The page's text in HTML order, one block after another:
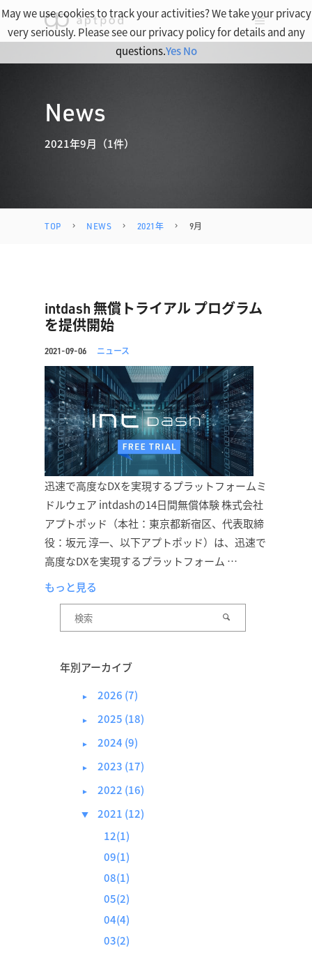
News
2021年9月（1件）
TOP NEWS 2021年 9月
intdash 無償トライアル プログラム
を提供開始
2021-09-06 ニュース
迅速で高度なDXを実現するプラットフォームミ
ドルウェア intdashの14日間無償体験 株式会社
アプトポッド（本社：東京都新宿区、代表取締
役：坂元 淳一、以下アプトポッド）は、迅速で
高度なDXを実現するプラットフォーム …
もっと見る
年別アーカイブ
► 2026 (7)
► 2025 (18)
► 2024 (9)
► 2023 (17)
► 2022 (16)
▼
2021 (12)
12(1)
09(1)
08(1)
05(2)
04(4)
03(2)
May we use cookies to track your activities? We take your privacy
very seriously. Please see our privacy policy for details and any
questions.Yes No